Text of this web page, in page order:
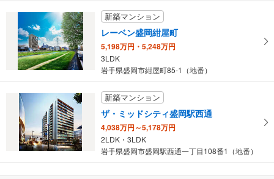
新築マンション
レーベン盛岡紺屋町
5,198万円・5,248万円
3LDK
岩手県盛岡市紺屋町85-1（地番）
新築マンション
ザ・ミッドシティ盛岡駅西通
4,038万円～5,178万円
2LDK・3LDK
岩手県盛岡市盛岡駅西通一丁目108番1（地番）